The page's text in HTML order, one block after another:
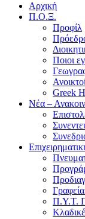
Αρχική
Π.Ο.Ξ.
Προφίλ
Ποιοι
Greek
Νέα –
Π.Υ.Τ.